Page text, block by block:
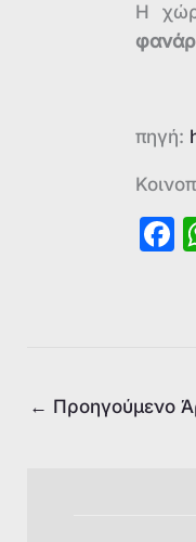
Η
πηγή:
F
o
← Προηγούμενο